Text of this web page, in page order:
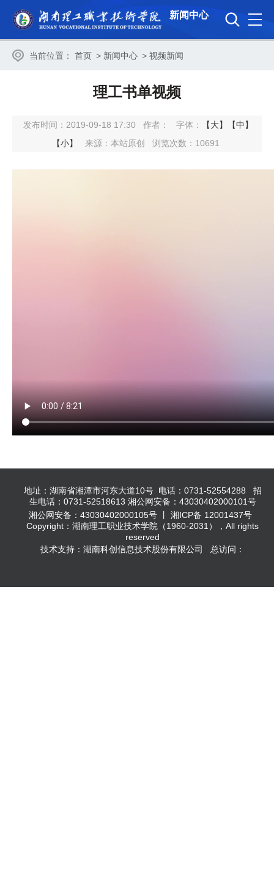
新闻中心
当前位置： 首页 > 新闻中心 > 视频新闻
理工书单视频
发布时间：2019-09-18 17:30 作者： 字体： 【大】
【中】
【小】
来源：本站原创 浏览次数： 10691
地址：湖南省湘潭市河东大道10号 电话：0731-52554288 招
生电话：0731-52518613 湘公网安备：43030402000101号
湘公网安备：43030402000105号 丨 湘ICP备 12001437号
Copyright：湖南理工职业技术学院（1960-2031），All rights
reserved
技术支持：湖南科创信息技术股份有限公司 总访问：